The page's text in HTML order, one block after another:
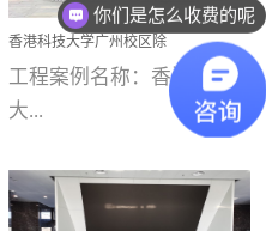
部和全国分支机构生产光
触媒、净醛王、祛味剂等
优吸系列产品，保质保量
完成生产任务，确保全国
求。资质优势团队优势分
支优势优吸环保是一棵正
南沙珠江湾江门市蓬江区
禾...
香港科技大学广州校区除
甲醛项目圆满完成
工程案例名称：香港科技
大...
学广州校区室内空气治
你们是怎么收费的呢